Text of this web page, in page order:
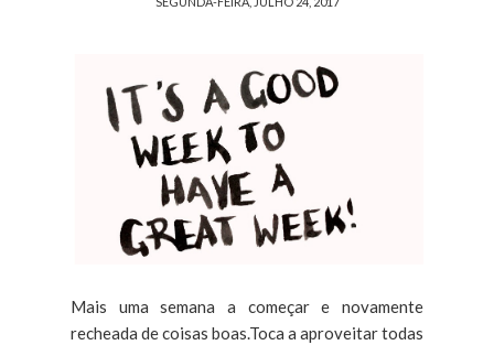
Mais uma semana a começar e novamente
recheada de coisas boas.Toca a aproveitar todas